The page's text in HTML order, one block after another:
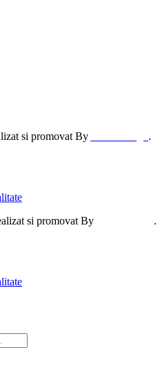
si promovat By .
si promovat By .